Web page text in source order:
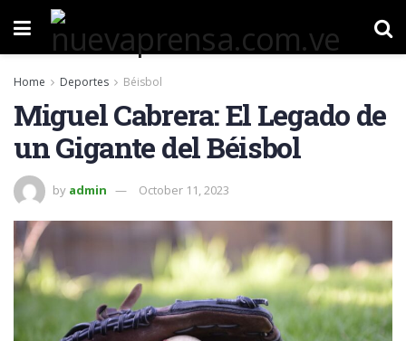
Home Deportes Béisbol
Miguel Cabrera: El Legado de
un Gigante del Béisbol
by admin October 11, 2023